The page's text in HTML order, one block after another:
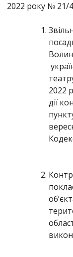
2022 року № 21/
2022
дії